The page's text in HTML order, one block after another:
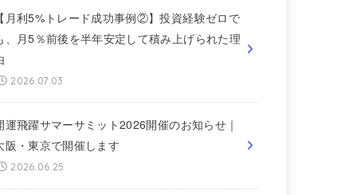
月利5%トレード成功事例②】投資経験ゼロで
、月5％前後を半年安定して積み上げられた理
2026.07.03
運飛躍サマーサミット2026開催のお知らせ｜
阪・東京で開催します
2026.06.25